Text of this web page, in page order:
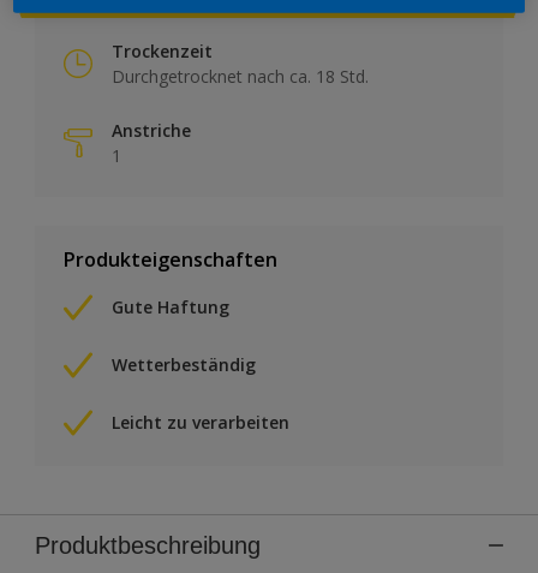
Trockenzeit
Durchgetrocknet nach ca. 18 Std.
Anstriche
1
Produkteigenschaften
Gute Haftung
Wetterbeständig
Leicht zu verarbeiten
Produktbeschreibung